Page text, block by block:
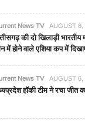
News TV AUGUST 6,
की दो खिलाड़ी भारतीय
में होने वाले एशिया कप में
News TV AUGUST 6,
हॉकी टीम ने रचा जीत